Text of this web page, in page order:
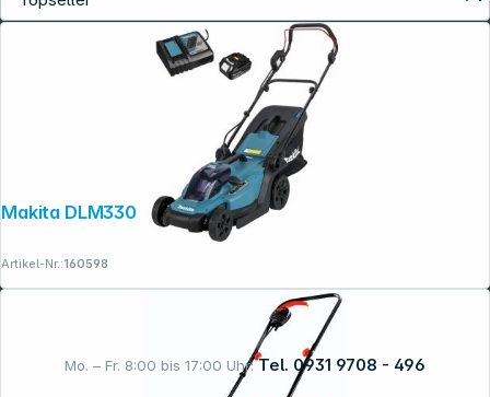
Mo. – Fr. 8:00 bis 17:00 Uhr: Tel. 0931 9708 - 496
Makita DLM330RT Akku-Rasenmäher
Artikel-Nr.:160598